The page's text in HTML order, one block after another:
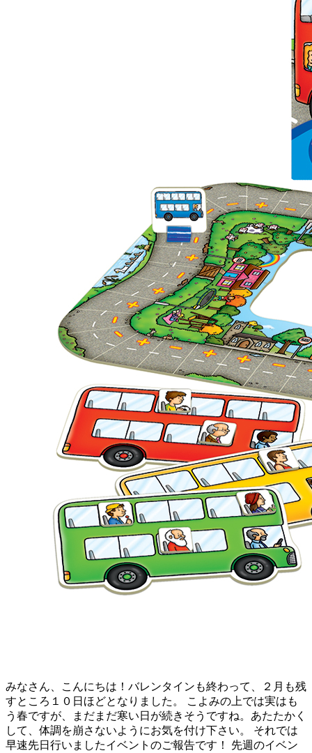
みなさん、こんにちは！バレンタインも終わって、２月も残
すところ１０日ほどとなりました。 こよみの上では実はも
う春ですが、まだまだ寒い日が続きそうですね。あたたかく
して、体調を崩さないようにお気を付け下さい。 それでは
早速先日行いましたイベントのご報告です！ 先週のイベン